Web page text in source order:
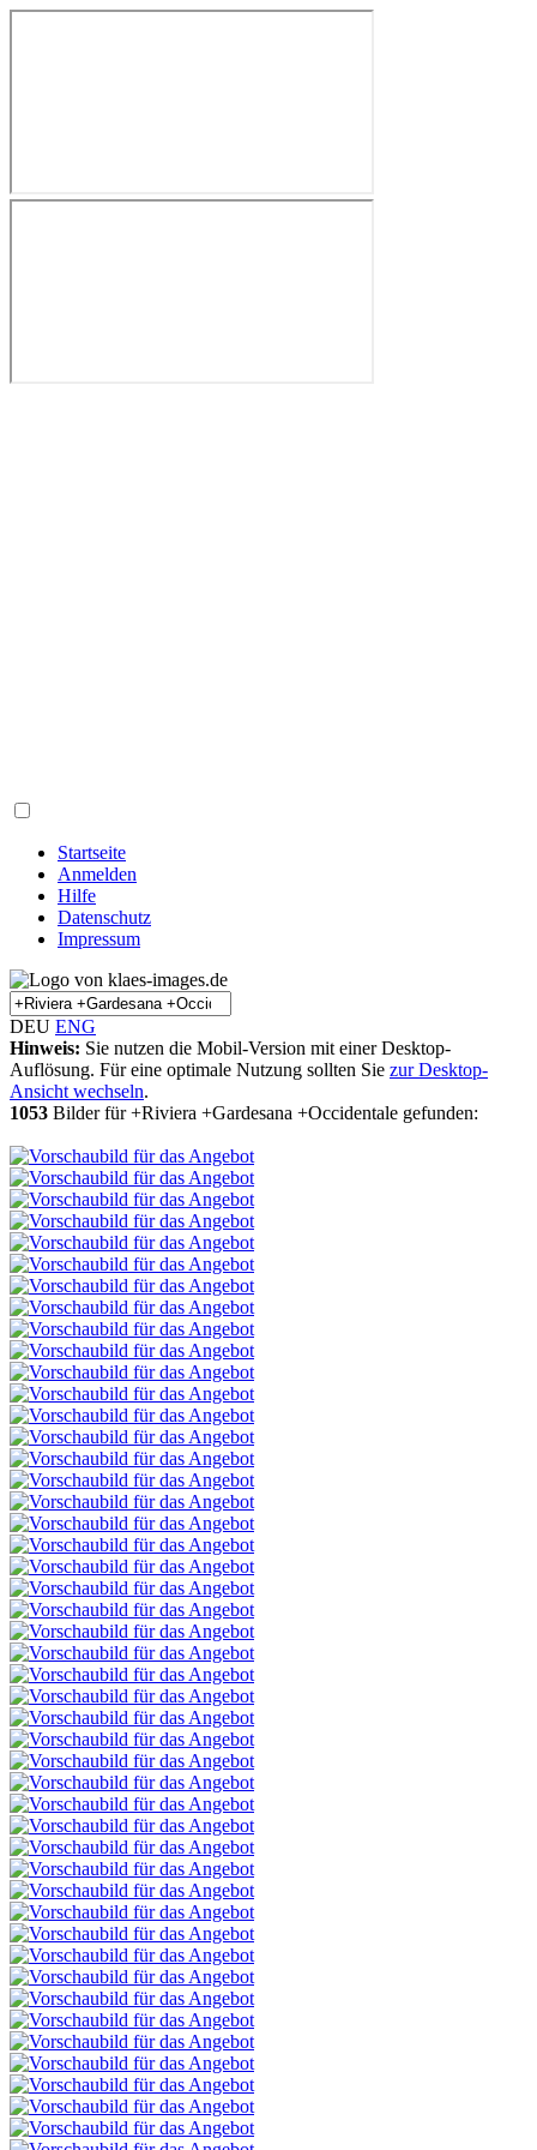
Startseite
Anmelden
Hilfe
Datenschutz
Impressum
DEU ENG
Hinweis: Sie nutzen die Mobil-Version mit einer Desktop-
Auflösung. Für eine optimale Nutzung sollten Sie zur Desktop-
Ansicht wechseln.
1053 Bilder für +Riviera +Gardesana +Occidentale gefunden: